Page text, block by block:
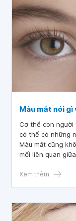
Màu mắt nói gì
Cơ thể con người
có thể có những
Màu mắt cũng
mối liên quan
Xem thêm